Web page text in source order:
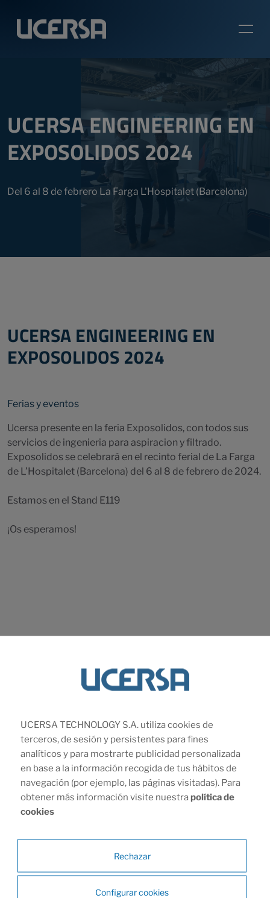
UCERSA ENGINEERING EN
EXPOSOLIDOS 2024
Del 6 al 8 de febrero La Farga L'Hospitalet (Barcelona)
UCERSA ENGINEERING EN
EXPOSOLIDOS 2024
Ferias y eventos
Ucersa presente en la feria Exposolidos, con todos sus
servicios de ingenieria para aspiracion y filtrado.
Exposolidos se celebrará en el recinto ferial de La Farga
de L’Hospitalet (Barcelona) del 6 al 8 de febrero de 2024.
Estamos en el Stand E119
¡Os esperamos!
Comparte en tus RRSS
UCERSA TECHNOLOGY S.A. utiliza cookies de
terceros, de sesión y persistentes para fines
analíticos y para mostrarte publicidad personalizada
en base a la información recogida de tus hábitos de
navegación (por ejemplo, las páginas visitadas). Para
obtener más información visite nuestra política de
cookies
Rechazar
Configurar cookies